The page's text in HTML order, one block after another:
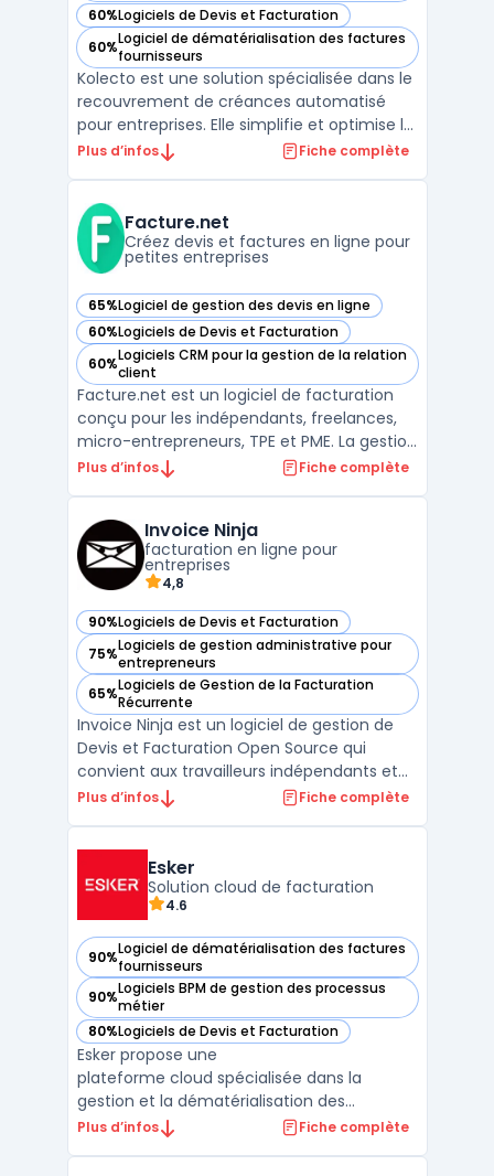
60%Logiciels de Devis et Facturation
— voir Kolecto dans cette catégorie
60%Logiciel de dématérialisation des factures
fournisseurs
— voir Kolecto dans cette catégorie
Kolecto est une solution spécialisée dans le
recouvrement de créances automatisé
pour entreprises. Elle simplifie et optimise le
suivi des paiements clients grâce à des
les entreprises à minimiser les risques
d'impa ...
Plus d’infos Fiche complète
Facture.net
Créez devis et factures en ligne pour
petites entreprises
65%Logiciel de gestion des devis en ligne
— voir Facture.net dans cette catégorie
60%Logiciels de Devis et Facturation
— voir Facture.net dans cette catégorie
60%Logiciels CRM pour la gestion de la relation
client
— voir Facture.net dans cette catégorie
Facture.net est un logiciel de facturation
conçu pour les indépendants, freelances,
micro-entrepreneurs, TPE et PME. La gestion
de devis et de factures représente une
électronique. Facture.net centralise ces
proc ...
Plus d’infos Fiche complète
Invoice Ninja
facturation en ligne pour
entreprises
4,8
90%Logiciels de Devis et Facturation
— voir Invoice Ninja dans cette catégorie
75%Logiciels de gestion administrative pour
entrepreneurs
— voir Invoice Ninja dans cette catégorie
65%Logiciels de Gestion de la Facturation
Récurrente
— voir Invoice Ninja dans cette catégorie
Invoice Ninja est un logiciel de gestion de
Devis et Facturation Open Source qui
convient aux travailleurs indépendants et
aux petites entreprises. Il offre une
personnalisés. En plus de cela, Invoice Ninja
permet d'accep ...
Plus d’infos Fiche complète
Esker
Solution cloud de facturation
4.6
90%Logiciel de dématérialisation des factures
fournisseurs
— voir Esker dans cette catégorie
90%Logiciels BPM de gestion des processus
métier
— voir Esker dans cette catégorie
80%Logiciels de Devis et Facturation
— voir Esker dans cette catégorie
Esker propose une
plateforme cloud spécialisée dans la
gestion et la dématérialisation des
factures, conformément aux nouvelles
Plus d’infos Fiche complète